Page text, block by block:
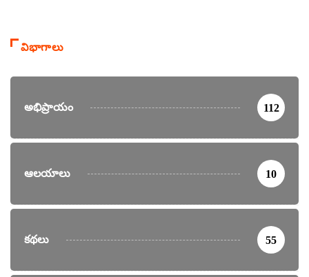
విభాగాలు
అభిప్రాయం 112
ఆలయాలు 10
కథలు 55